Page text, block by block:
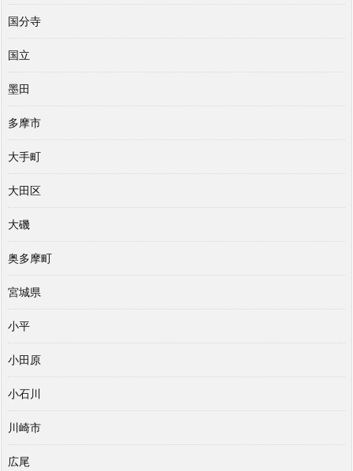
国分寺
国立
墨田
多摩市
大手町
大田区
大磯
奥多摩町
宮城県
小平
小田原
小石川
川崎市
広尾